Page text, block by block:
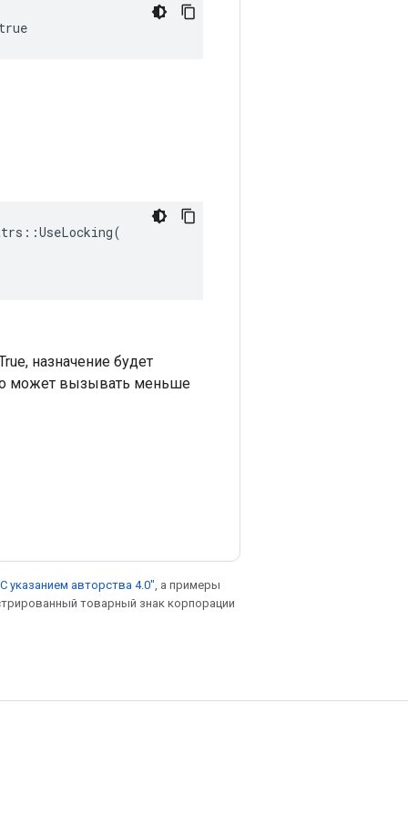
назначение будет
может вызывать меньше
указанием авторства 4.0" , а примеры
товарный знак корпорации